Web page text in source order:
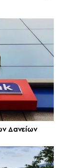
Δανείων